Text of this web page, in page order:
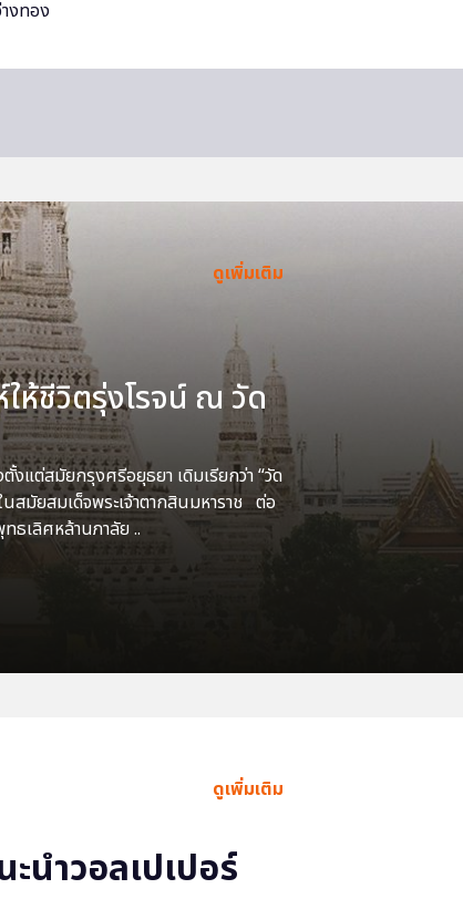
ดูเพิ่มเติม
ห์ให้ชีวิตรุ่งโรจน์ ณ วัด
งแต่สมัยกรุงศรีอยุธยา เดิมเรียกว่า “วัด
สมัยสมเด็จพระเจ้าตากสินมหาราช ต่อ
ธเลิศหล้านภาลัย ..
ดูเพิ่มเติม
ะนำวอลเปเปอร์